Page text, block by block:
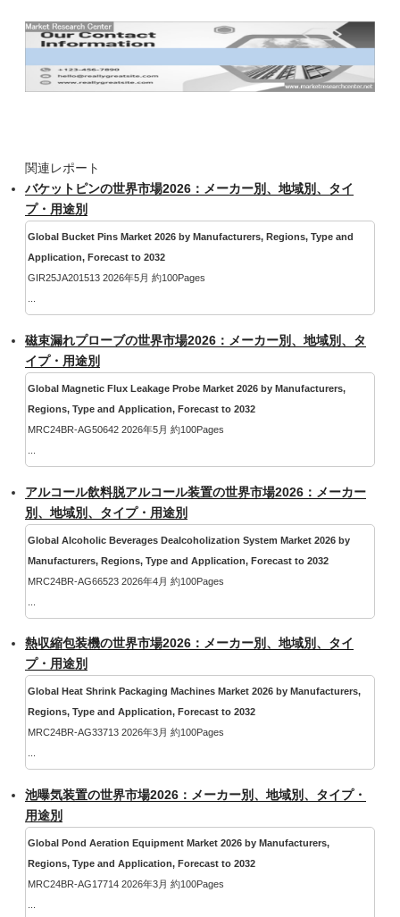
関連レポート
バケットピンの世界市場2026：メーカー別、地域別、タイ
プ・用途別
Global Bucket Pins Market 2026 by Manufacturers, Regions, Type and
Application, Forecast to 2032
GIR25JA201513 2026年5月 約100Pages
磁束漏れプローブの世界市場2026：メーカー別、地域別、タ
イプ・用途別
Global Magnetic Flux Leakage Probe Market 2026 by Manufacturers,
Regions, Type and Application, Forecast to 2032
MRC24BR-AG50642 2026年5月 約100Pages
アルコール飲料脱アルコール装置の世界市場2026：メーカー
別、地域別、タイプ・用途別
Global Alcoholic Beverages Dealcoholization System Market 2026 by
Manufacturers, Regions, Type and Application, Forecast to 2032
MRC24BR-AG66523 2026年4月 約100Pages
熱収縮包装機の世界市場2026：メーカー別、地域別、タイ
プ・用途別
Global Heat Shrink Packaging Machines Market 2026 by Manufacturers,
Regions, Type and Application, Forecast to 2032
MRC24BR-AG33713 2026年3月 約100Pages
池曝気装置の世界市場2026：メーカー別、地域別、タイプ・
用途別
Global Pond Aeration Equipment Market 2026 by Manufacturers,
Regions, Type and Application, Forecast to 2032
MRC24BR-AG17714 2026年3月 約100Pages